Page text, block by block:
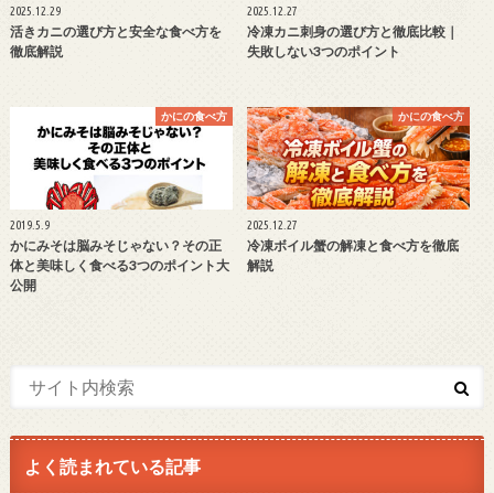
2025.12.29
活きカニの選び方と安全な食べ方を
徹底解説
2025.12.27
冷凍カニ刺身の選び方と徹底比較｜
失敗しない3つのポイント
かにの食べ方
2019.5.9
かにみそは脳みそじゃない？その正
体と美味しく食べる3つのポイント大
公開
かにの食べ方
2025.12.27
冷凍ボイル蟹の解凍と食べ方を徹底
解説
よく読まれている記事